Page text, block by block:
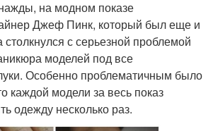
на модном показе
Джеф Пинк, который был еще и
с серьезной проблемой
моделей под все
Особенно проблематичным было
каждой модели за весь показ
одежду несколько раз.